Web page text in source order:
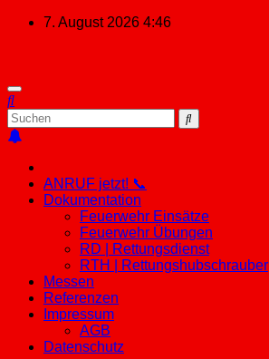
Zum
7. August 2026 4:46
ANRUF jetzt! 📞
Dokumentation
Feuerwehr Einsätze
Feuerwehr Übungen
RD | Rettungsdienst
RTH | Rettungshubschrauber
Messen
Referenzen
Impressum
AGB
Datenschutz